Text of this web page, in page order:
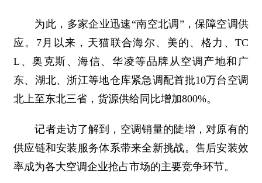
为此，多家企业迅速“南空北调”，保障空调供
应。7月以来，天猫联合海尔、美的、格力、TC
L、奥克斯、海信、华凌等品牌从空调产地和广
东、湖北、浙江等地仓库紧急调配首批10万台空调
北上至东北三省，货源供给同比增加800%。
记者走访了解到，空调销量的陡增，对原有的
供应链和安装服务体系带来全新挑战。售后安装效
率成为各大空调企业抢占市场的主要竞争环节。